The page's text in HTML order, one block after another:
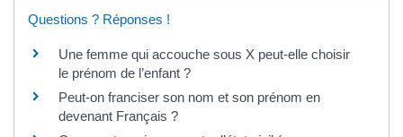
Questions ? Réponses !
Une femme qui accouche sous X peut-elle choisir
le prénom de l’enfant ?
Peut-on franciser son nom et son prénom en
devenant Français ?